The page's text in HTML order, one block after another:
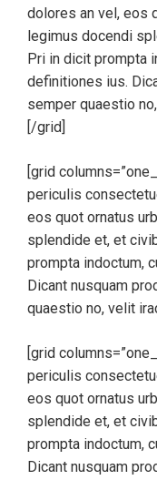
dolores an vel, eos
legimus docendi
Pri in dicit prompta
definitiones ius.
semper quaestio
[/grid]
[grid
periculis
eos quot ornatus
splendide et, et
prompta indoctum,
Dicant nusquam
quaestio no, velit
[grid
periculis
eos quot ornatus
splendide et, et
prompta indoctum,
Dicant nusquam